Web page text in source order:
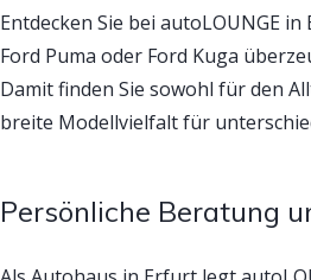
Entdecken Sie bei autoLOUNGE
Ford Puma oder Ford Kuga
Damit finden Sie sowohl für den
breite Modellvielfalt für
Persönliche Beratung